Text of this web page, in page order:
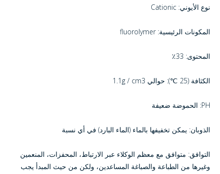
نوع الأيوني: Cationic
المكونات الرئيسية: fluorolymer
المحتوى: 33٪
الكثافة (25 ℃): حوالي 1.1g / cm3
PH: الحموضة ضعيفة
الذوبان: يمكن تخفيفها بالماء (الماء البارد) في أي نسبة
التوافق: متوافق مع معظم الوكلاء عبر الارتباط، المحفزات، المنعمين
وغيرها من الطباعة والصباغة المساعدين، ولكن من حيث المبدأ يجب